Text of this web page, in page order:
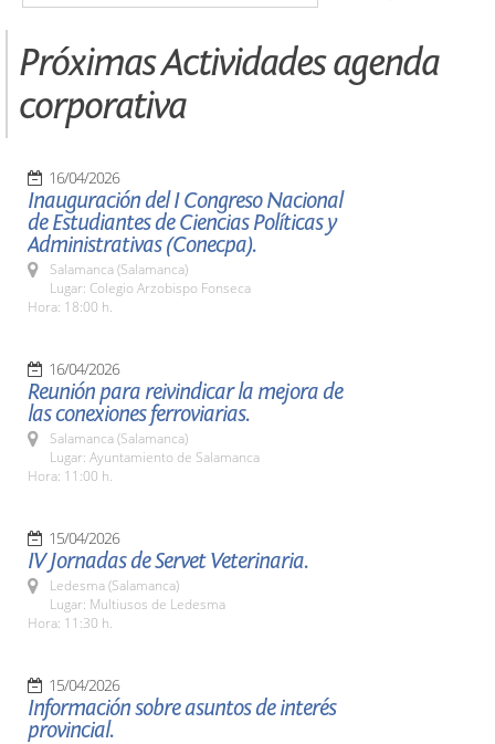
Próximas Actividades agenda
corporativa
16/04/2026
Inauguración del I Congreso Nacional
de Estudiantes de Ciencias Políticas y
Administrativas (Conecpa).
Salamanca (Salamanca)
Lugar: Colegio Arzobispo Fonseca
Hora: 18:00 h.
16/04/2026
Reunión para reivindicar la mejora de
las conexiones ferroviarias.
Salamanca (Salamanca)
Lugar: Ayuntamiento de Salamanca
Hora: 11:00 h.
15/04/2026
IV Jornadas de Servet Veterinaria.
Ledesma (Salamanca)
Lugar: Multiusos de Ledesma
Hora: 11:30 h.
15/04/2026
Información sobre asuntos de interés
provincial.